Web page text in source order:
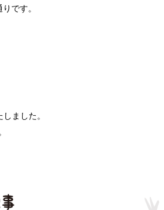
です。
ました。